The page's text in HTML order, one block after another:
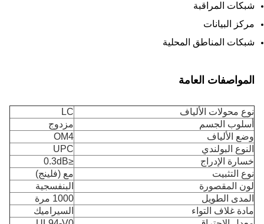
شبكات المراقبة
مركز البيانات
شبكات المناطق المحلية
المواصفات العامة
نوع محولات الألياف
LC
أسلوب الجسم
مزدوج
وضع الألياف
OM4
النوع البولندي
UPC
خسارة الإدراج
≤0.3dB
نوع التثبيت
مع (فلينج)
لون المقصورة
البنفسجية
المدى الطويل
1000 مرة
مادة غلاف التواء
السيراميك